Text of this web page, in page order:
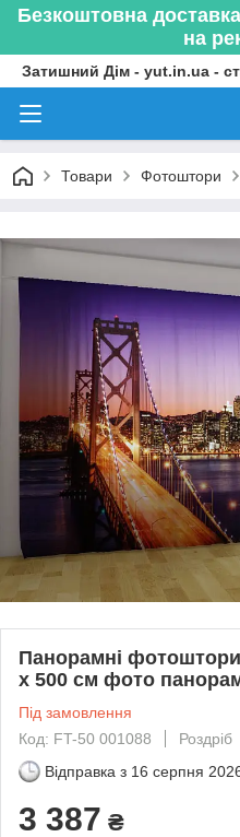
Безкоштовна
на
Затишний Дім - yut.in.ua -
Товари Фотоштори
Панорамні
х 500 см фото
Під замовлення
Код: FT-50 001088
Роздріб
Відправка з 16 серпня
3 387 ₴